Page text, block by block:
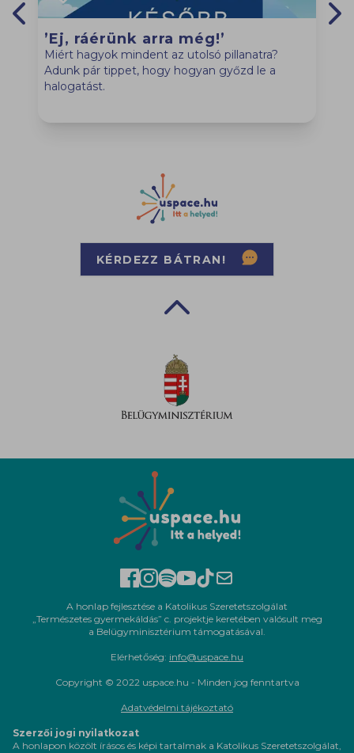
’Ej, ráérünk arra még!’
Miért hagyok mindent az utolsó pillanatra?
Adunk pár tippet, hogy hogyan győzd le a
halogatást.
Previous slide
KÉRDEZZ BÁTRAN!
A honlap fejlesztése a Katolikus Szeretetszolgálat
„Természetes gyermekáldás” c. projektje keretében valósult meg
a Belügyminisztérium támogatásával.
Elérhetőség: info@uspace.hu
Copyright © 2022 uspace.hu - Minden jog fenntartva
Adatvédelmi tájékoztató
Szerzői jogi nyilatkozat
A honlapon közölt írásos és képi tartalmak a Katolikus Szeretetszolgálat,